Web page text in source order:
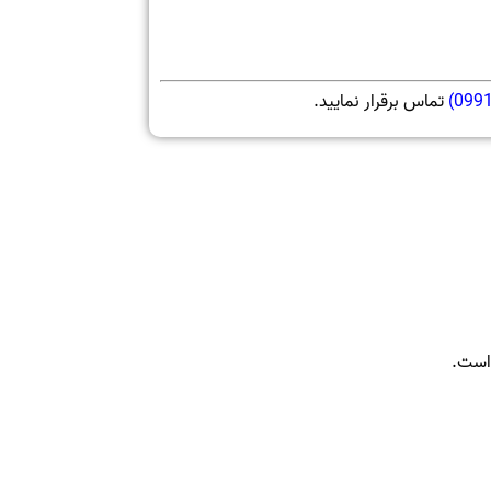
)تماس برقرار نمایید.
است.